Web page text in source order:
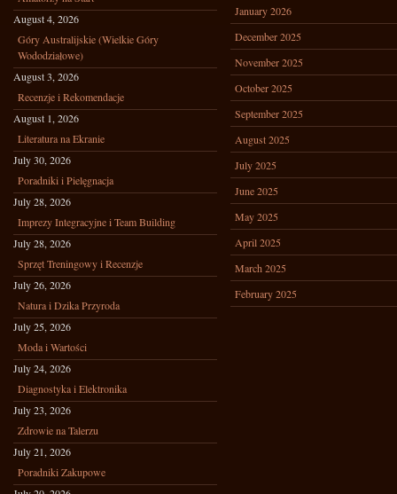
August 4, 2026
Góry Australijskie (Wielkie Góry
Wododziałowe)
August 3, 2026
Recenzje i Rekomendacje
August 1, 2026
Literatura na Ekranie
July 30, 2026
Poradniki i Pielęgnacja
July 28, 2026
Imprezy Integracyjne i Team Building
July 28, 2026
Sprzęt Treningowy i Recenzje
July 26, 2026
Natura i Dzika Przyroda
July 25, 2026
Moda i Wartości
July 24, 2026
Diagnostyka i Elektronika
July 23, 2026
Zdrowie na Talerzu
July 21, 2026
Poradniki Zakupowe
January 2026
December 2025
November 2025
October 2025
September 2025
August 2025
July 2025
June 2025
May 2025
April 2025
March 2025
February 2025